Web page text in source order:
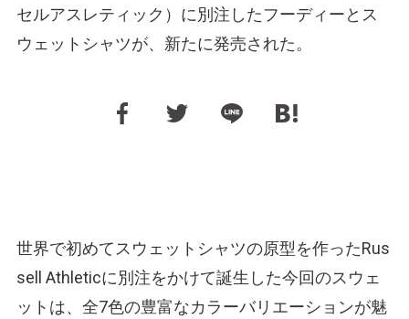
セルアスレティック）に別注したフーディーとス
ウェットシャツが、新たに発売された。
世界で初めてスウェットシャツの原型を作ったRus
sell Athleticに別注をかけて誕生した今回のスウェ
ットは、全7色の豊富なカラーバリエーションが魅